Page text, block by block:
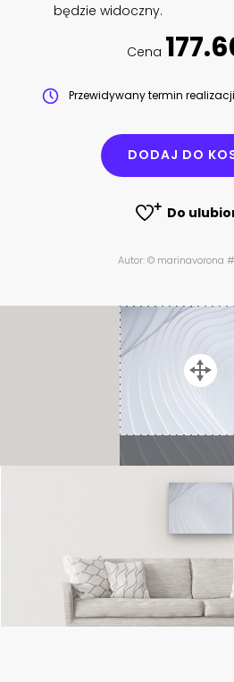
będzie widoczny.
Cena
Przewidywany termin
DODAJ DO
Do
Autor: © marinavorona